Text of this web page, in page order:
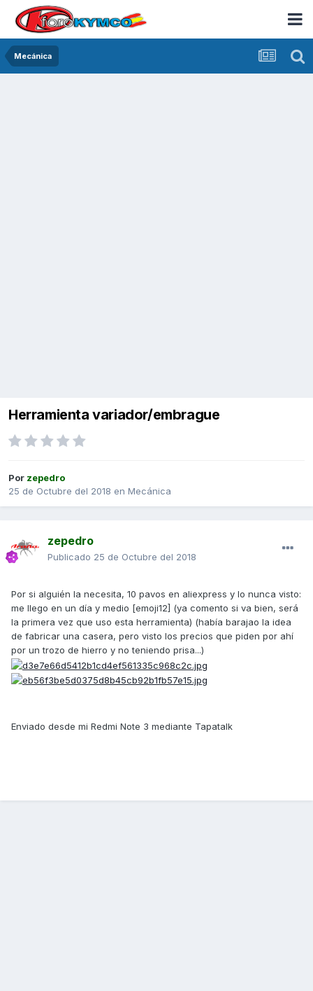
Mecánica
Herramienta variador/embrague
Por zepedro
25 de Octubre del 2018 en Mecánica
zepedro
Publicado 25 de Octubre del 2018
Por si alguién la necesita, 10 pavos en aliexpress y lo nunca visto:
me llego en un día y medio [emoji12] (ya comento si va bien, será
la primera vez que uso esta herramienta) (había barajao la idea
de fabricar una casera, pero visto los precios que piden por ahí
por un trozo de hierro y no teniendo prisa...)
Enviado desde mi Redmi Note 3 mediante Tapatalk